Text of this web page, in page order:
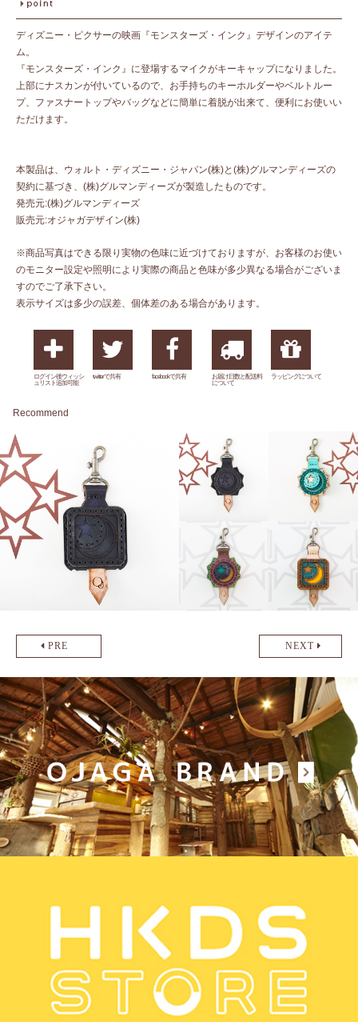
ディズニー・ピクサーの映画『モンスターズ・インク』デザインのアイテ
ム。
『モンスターズ・インク』に登場するマイクがキーキャップになりました。
上部にナスカンが付いているので、お手持ちのキーホルダーやベルトルー
プ、ファスナートップやバッグなどに簡単に着脱が出来て、便利にお使いい
ただけます。
本製品は、ウォルト・ディズニー・ジャパン(株)と(株)グルマンディーズの
契約に基づき、(株)グルマンディーズが製造したものです。
発売元:(株)グルマンディーズ
販売元:オジャガデザイン(株)
※商品写真はできる限り実物の色味に近づけておりますが、お客様のお使い
のモニター設定や照明により実際の商品と色味が多少異なる場合がございま
すのでご了承下さい。
表示サイズは多少の誤差、個体差のある場合があります。
ログイン後ウィッシ
ュリスト追加可能
twitterで共有 facebookで共有
お届け日数と配送料
について
ラッピングについて
Recommend